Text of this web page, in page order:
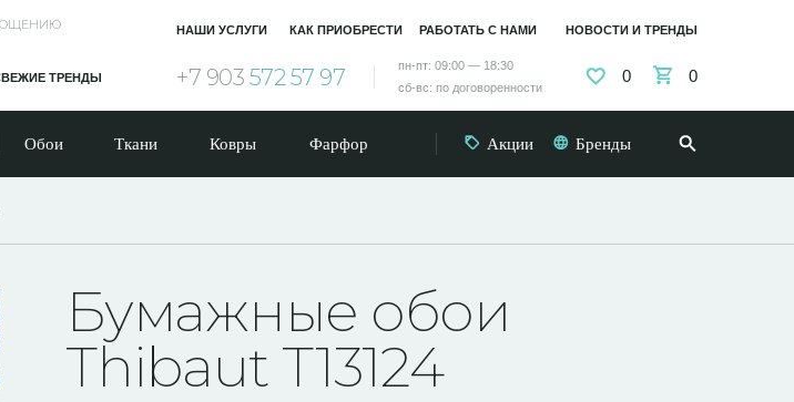
ТРЕНДЫ +7 903 572 57 97
пн-пт: 09:00 — 18:30
сб-вс: по договоренности
НАШИ УСЛУГИ КАК ПРИОБРЕСТИ РАБОТАТЬ С НАМИ НОВОСТИ И ТРЕНДЫ
0 0
Обои Ткани Ковры Фарфор Акции Бренды
Бумажные обои
Thibaut T13124